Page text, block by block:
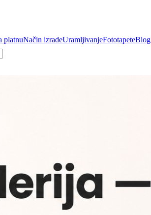
platnuNačin izradeUramljivanjeFototapeteBlog